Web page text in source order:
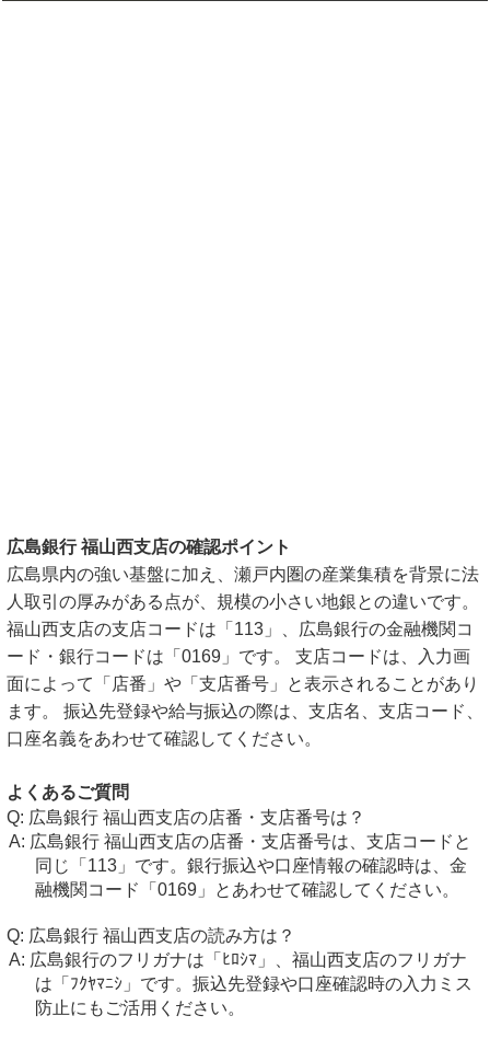
広島銀行 福山西支店の確認ポイント
広島県内の強い基盤に加え、瀬戸内圏の産業集積を背景に法
人取引の厚みがある点が、規模の小さい地銀との違いです。
福山西支店の支店コードは「113」、広島銀行の金融機関コ
ード・銀行コードは「0169」です。 支店コードは、入力画
面によって「店番」や「支店番号」と表示されることがあり
ます。 振込先登録や給与振込の際は、支店名、支店コード、
口座名義をあわせて確認してください。
よくあるご質問
広島銀行 福山西支店の店番・支店番号は？
広島銀行 福山西支店の店番・支店番号は、支店コードと
同じ「113」です。銀行振込や口座情報の確認時は、金
融機関コード「0169」とあわせて確認してください。
広島銀行 福山西支店の読み方は？
広島銀行のフリガナは「ﾋﾛｼﾏ」、福山西支店のフリガナ
は「ﾌｸﾔﾏﾆｼ」です。振込先登録や口座確認時の入力ミス
防止にもご活用ください。